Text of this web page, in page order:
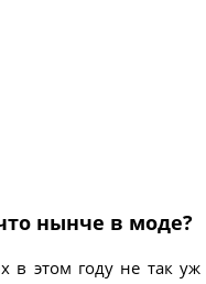
нынче в моде?
в этом году не так